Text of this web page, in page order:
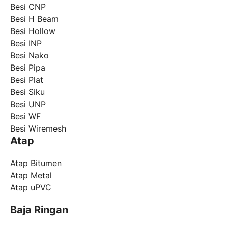
Besi CNP
Besi H Beam
Besi Hollow
Besi INP
Besi Nako
Besi Pipa
Besi Plat
Besi Siku
Besi UNP
Besi WF
Besi Wiremesh
Atap
Atap Bitumen
Atap Metal
Atap uPVC
Baja Ringan